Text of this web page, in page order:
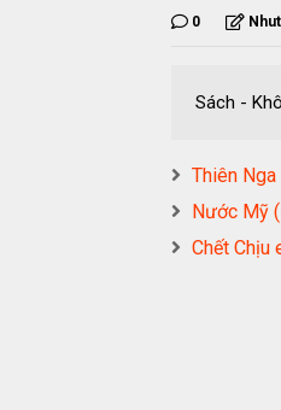
0
Sách -
Thiên
Nước Mỹ
Chết Chịu